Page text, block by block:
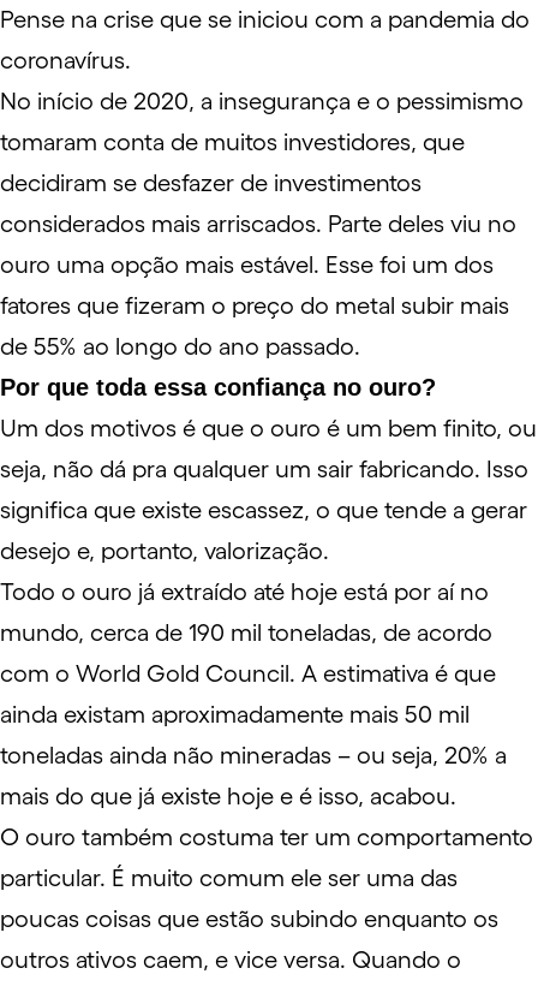
Pense na crise que se iniciou com a pandemia do
coronavírus.
No início de 2020, a insegurança e o pessimismo
tomaram conta de muitos investidores, que
decidiram se desfazer de investimentos
considerados mais arriscados. Parte deles viu no
ouro uma opção mais estável. Esse foi um dos
fatores que fizeram o preço do metal subir mais
de 55% ao longo do ano passado.
Por que toda essa confiança no ouro?
Um dos motivos é que o ouro é um bem finito, ou
seja, não dá pra qualquer um sair fabricando. Isso
significa que existe escassez, o que tende a gerar
desejo e, portanto, valorização.
Todo o ouro já extraído até hoje está por aí no
mundo, cerca de 190 mil toneladas, de acordo
com o World Gold Council. A estimativa é que
ainda existam aproximadamente mais 50 mil
toneladas ainda não mineradas – ou seja, 20% a
mais do que já existe hoje e é isso, acabou.
O ouro também costuma ter um comportamento
particular. É muito comum ele ser uma das
poucas coisas que estão subindo enquanto os
outros ativos caem, e vice versa. Quando o